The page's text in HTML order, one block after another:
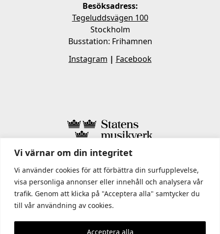
Vi värnar om din integritet
Vi använder cookies för att förbättra din surfupplevelse,
visa personliga annonser eller innehåll och analysera vår
trafik. Genom att klicka på "Acceptera alla" samtycker du
till vår användning av cookies.
Acceptera alla
Besöksadress:
Tegeluddsvägen 100
Stockholm
Busstation: Frihamnen
Instagram | Facebook
I STATENS MUSIKVERK INGÅR